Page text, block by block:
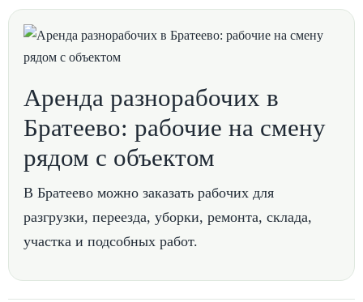
Аренда разнорабочих в
Братеево: рабочие на смену
рядом с объектом
В Братеево можно заказать рабочих для
разгрузки, переезда, уборки, ремонта, склада,
участка и подсобных работ.